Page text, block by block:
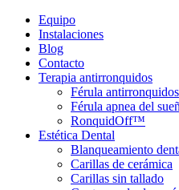
Equipo
Instalaciones
Blog
Contacto
Terapia antirronquidos
Férula antirronquidos
Férula apnea del
RonquidOff™
Estética Dental
Blanqueamiento
Carillas de cerámica
Carillas sin tallado